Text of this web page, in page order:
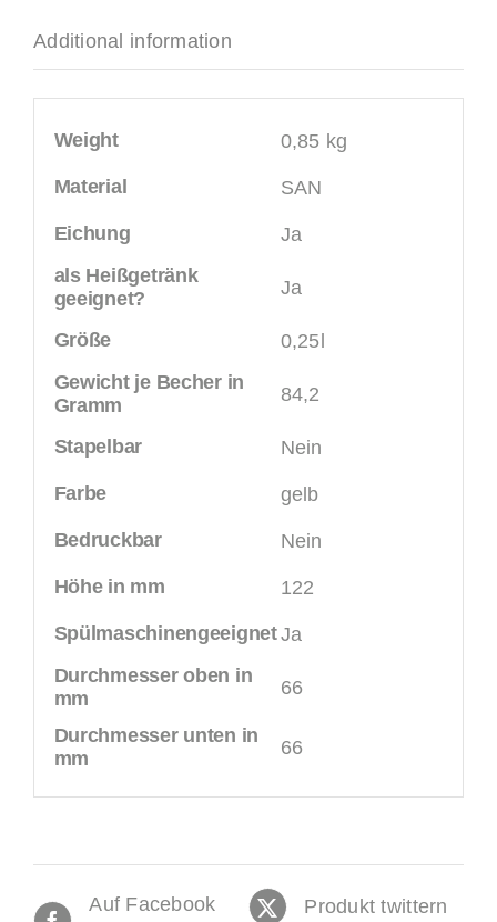
Additional information
Weight 0,85 kg
Material SAN
Eichung
Ja
als Heißgetränk
geeignet?
Ja
Größe
0,25l
Gewicht je Becher in
Gramm
84,2
Stapelbar Nein
Farbe gelb
Bedruckbar Nein
Höhe in mm 122
SpülmaschinengeeignetJa
Durchmesser oben in
mm
66
Durchmesser unten in
mm
66
Auf Facebook Produkt twittern